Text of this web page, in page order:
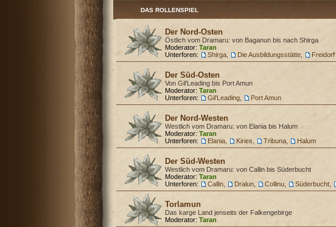
DAS ROLLENSPIEL
Der Nord-Osten
Östlich vom Dramaru: von Baganun bis nach Shirga
Moderator: Taran
Unterforen:
Shirga Die Ausbildungsstätte Freidorf
Der Süd-Osten
Von Gil'Leading bis Port Amun
Moderator: Taran
Unterforen:
Gil'Leading Port Amun
Der Nord-Westen
Westlich vom Dramaru: von Elania bis Halum
Moderator: Taran
Unterforen:
Elania Kiries Tribuna Halum
Der Süd-Westen
Westlich vom Dramaru: von Callin bis Süderbucht
Moderator: Taran
Unterforen:
Callin Dralun Collinu Süderbucht
Torlamun
Das karge Land jenseits der Falkengebirge
Moderator: Taran